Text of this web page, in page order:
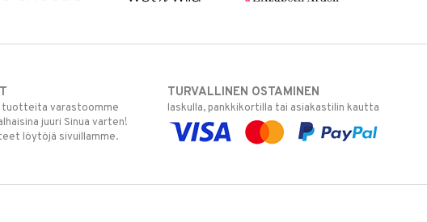
tuotteita varastoomme
juuri Sinua varten!
löytöjä sivuillamme.
TURVALLINEN OSTAMINEN
laskulla, pankkikortilla tai asiakastilin kautta